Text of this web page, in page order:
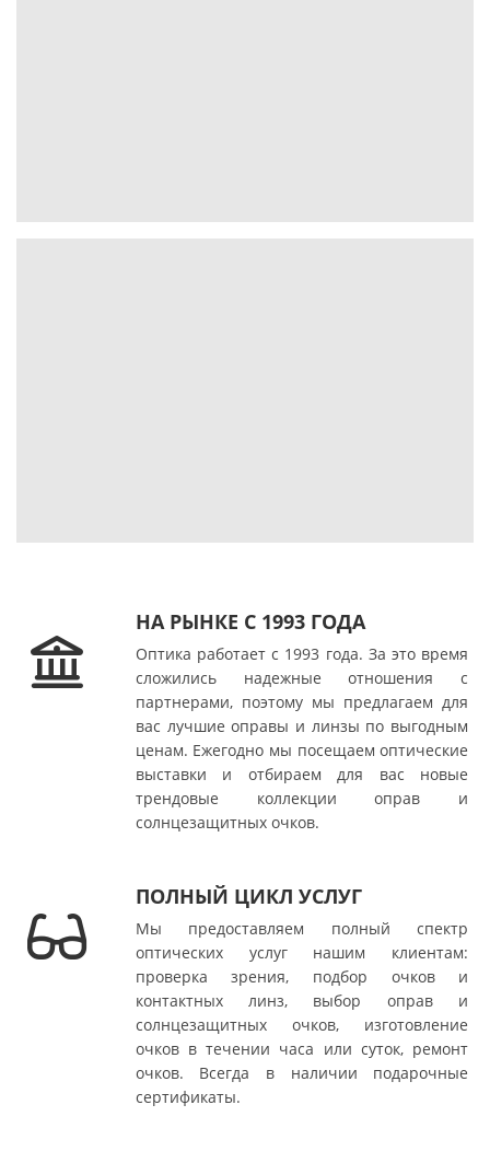
НА РЫНКЕ С 1993 ГОДА
Оптика работает с 1993 года. За это время
сложились надежные отношения с
партнерами, поэтому мы предлагаем для
вас лучшие оправы и линзы по выгодным
ценам. Ежегодно мы посещаем оптические
выставки и отбираем для вас новые
трендовые коллекции оправ и
солнцезащитных очков.
ПОЛНЫЙ ЦИКЛ УСЛУГ
Мы предоставляем полный спектр
оптических услуг нашим клиентам:
проверка зрения, подбор очков и
контактных линз, выбор оправ и
солнцезащитных очков, изготовление
очков в течении часа или суток, ремонт
очков. Всегда в наличии подарочные
сертификаты.